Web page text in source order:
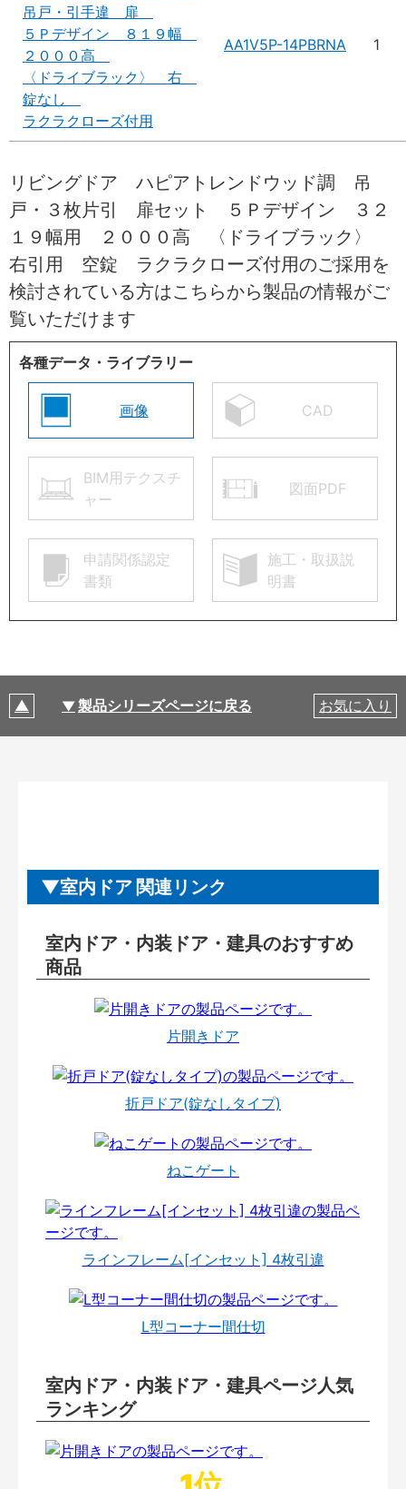
吊戸・引手違 扉
５Ｐデザイン ８１９幅
２０００高
〈ドライブラック〉 右
錠なし
ラクラクローズ付用
AA1V5P-14PBRNA 1
リビングドア ハピアトレンドウッド調 吊
戸・３枚片引 扉セット ５Ｐデザイン ３２
１９幅用 ２０００高 〈ドライブラック〉
右引用 空錠 ラクラクローズ付用のご採用を
検討されている方はこちらから製品の情報がご
覧いただけます
各種データ・ライブラリー
画像 CAD
BIM用テクスチ
ャー
図面PDF
申請関係認定
書類
施工・取扱説
明書
製品シリーズページに戻る お気に入り
室内ドア 関連リンク
室内ドア・内装ドア・建具のおすすめ
商品
片開きドア
折戸ドア(錠なしタイプ)
ねこゲート
ラインフレーム[インセット] 4枚引違
L型コーナー間仕切
室内ドア・内装ドア・建具ページ人気
ランキング